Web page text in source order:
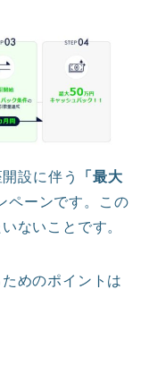
設に伴う
「最大
ペーンです。この
ないことです。
めのポイントは